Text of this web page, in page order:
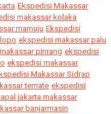
Ekspedisi Makassar
makassar kolaka
mamuju Ekspedisi
ekspedisi makassar palu
pinrang ekspedisi
ekspedisi makassar
Makassar Sidrap
ternate ekspedisi
jakarta makassar
banjarmasin